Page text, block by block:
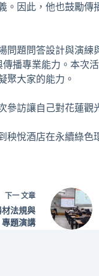
因此，他也鼓勵
題問答設計與演
播專業能力。本次
聚大家的能力。
訪讓自己對花蓮
悅酒店在永續綠色
下一 文章
法規與
題演講